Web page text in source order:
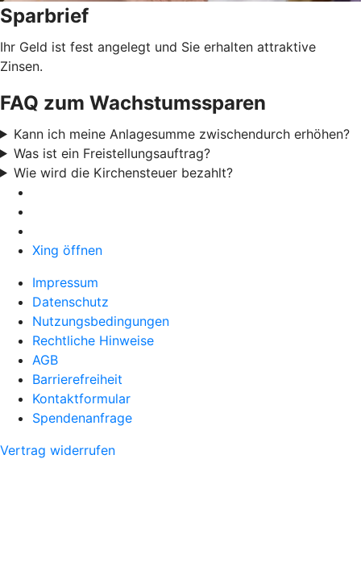
Sparbrief
Ihr Geld ist fest angelegt und Sie erhalten attraktive
Zinsen.
FAQ zum Wachstumssparen
Kann ich meine Anlagesumme zwischendurch erhöhen?
Was ist ein Freistellungsauftrag?
Wie wird die Kirchensteuer bezahlt?
Xing öffnen
Impressum
Datenschutz
Nutzungsbedingungen
Rechtliche Hinweise
AGB
Barrierefreiheit
Kontaktformular
Spendenanfrage
Vertrag widerrufen